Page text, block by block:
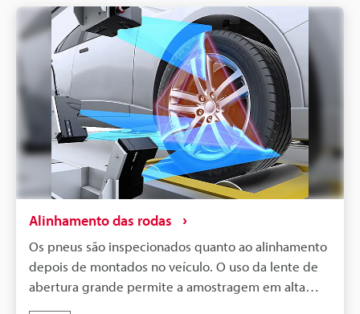
Alinhamento das rodas
Os pneus são inspecionados quanto ao alinhamento
depois de montados no veículo. O uso da lente de
abertura grande permite a amostragem em alta